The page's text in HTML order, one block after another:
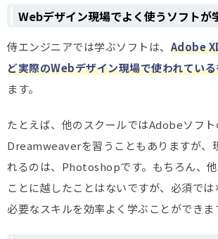
Webデザイン現場でよく使うソフトが
侍エンジニアでは学ぶソフトは、 Adobe
ど実際のWebデザイン現場で使われてい
ます。
たとえば、他のスクールではAdobeソフ
Dreamweaverを習うこともありますが、
れるのは、Photoshopです。もちろん、
ことに越したことはないですが、必須で
必要なスキルを効率よく学ぶことができま